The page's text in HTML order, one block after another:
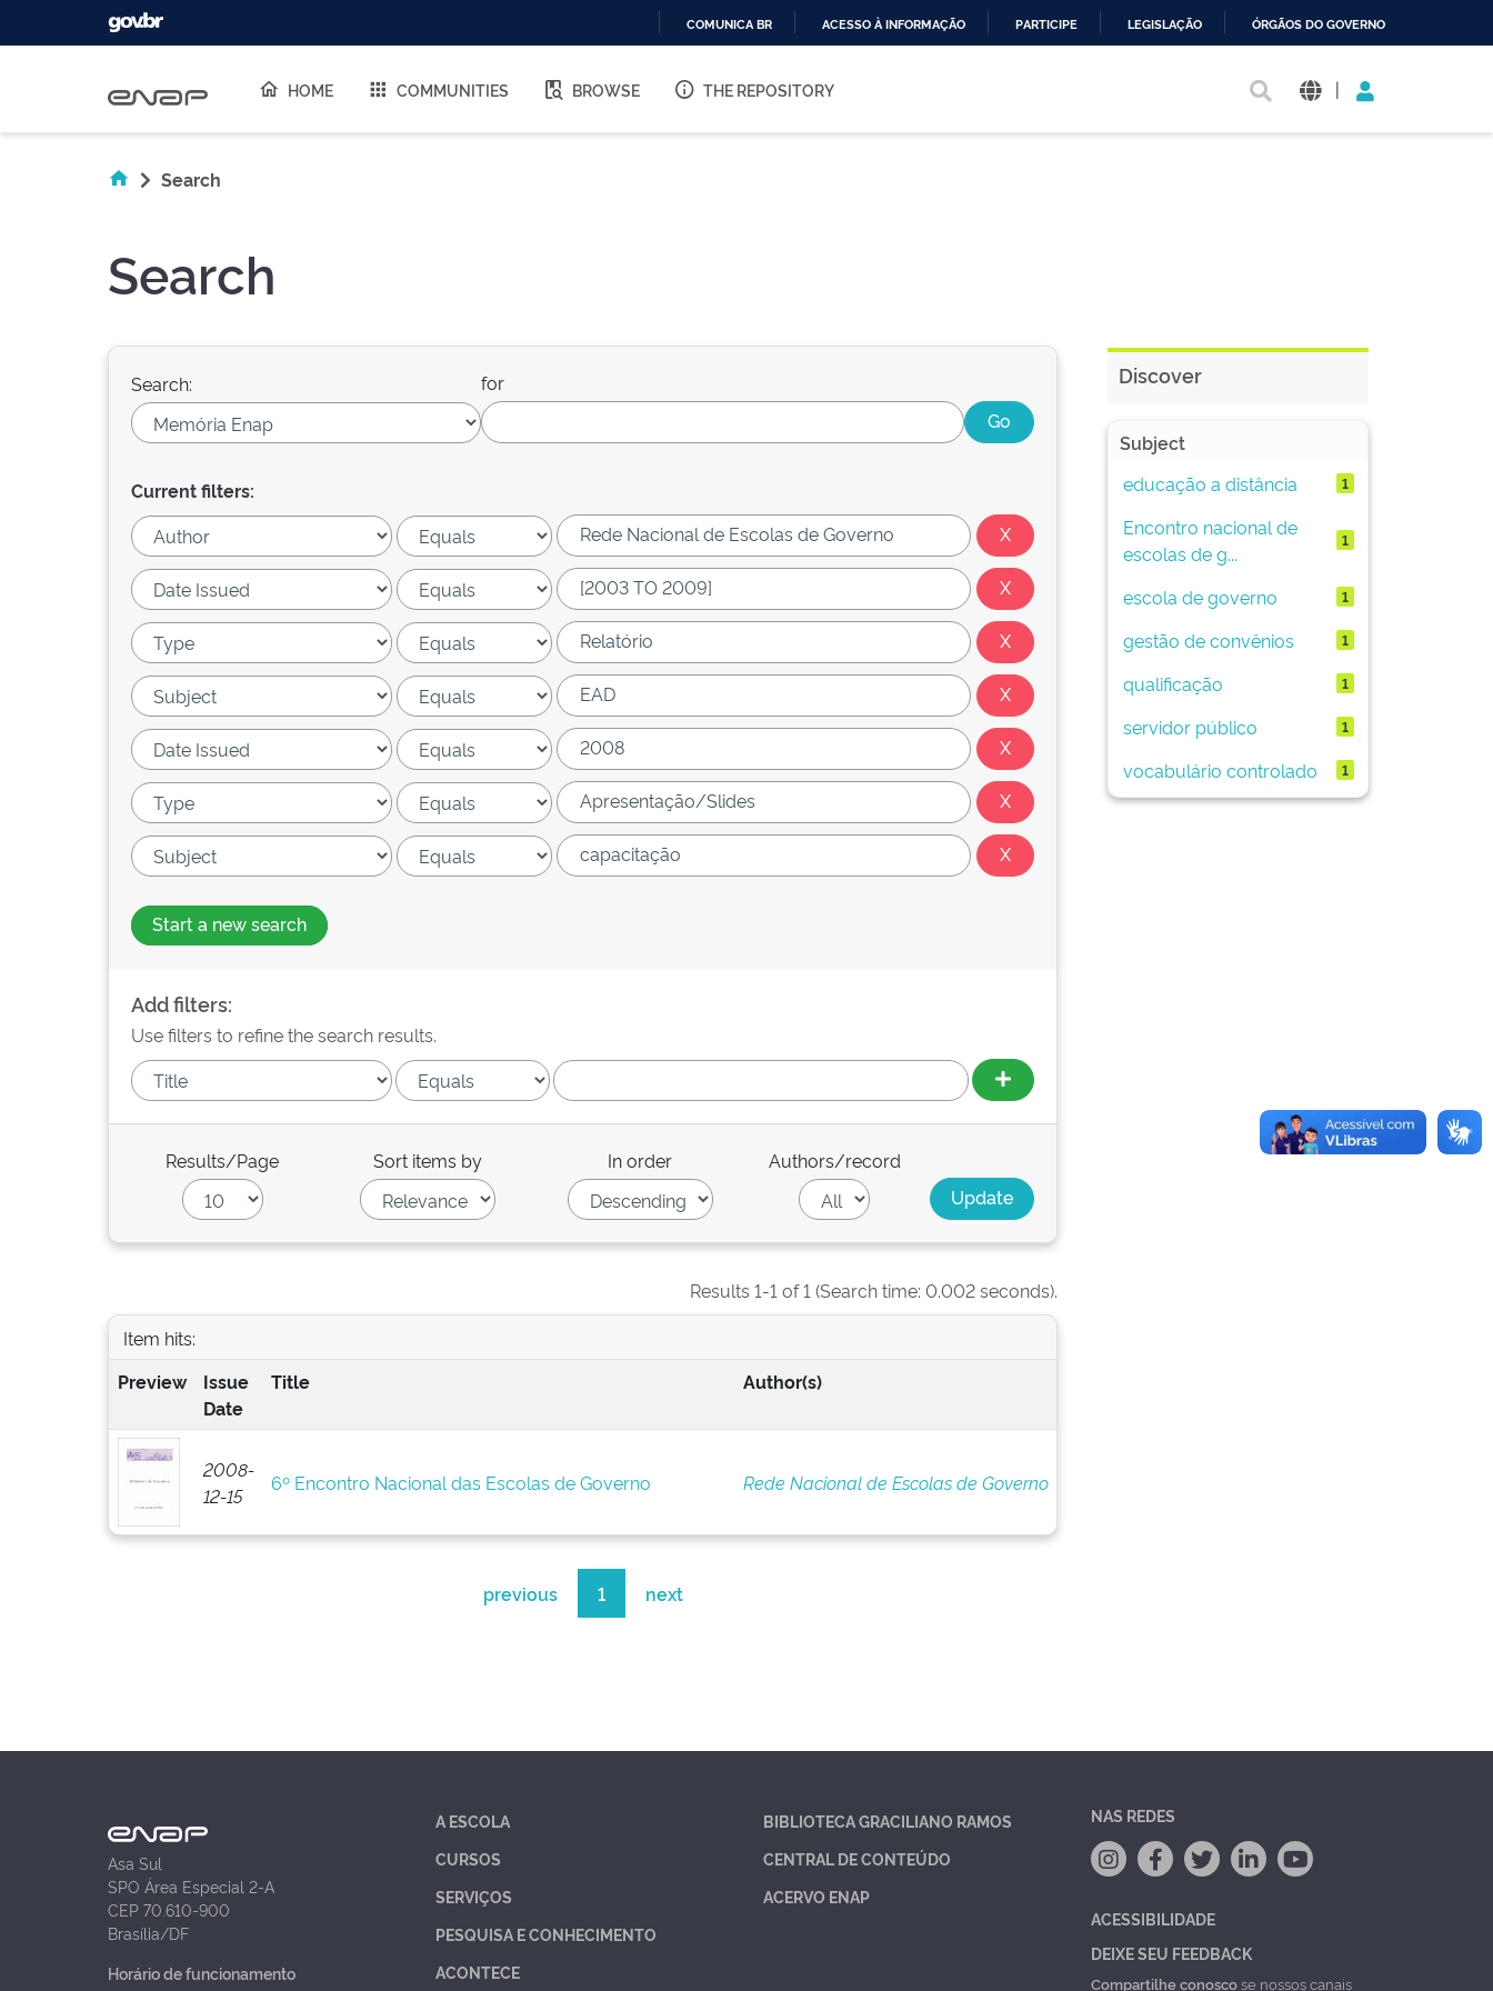
O
COMUNICA BR ACESSO À INFORMAÇÃO PARTICIPE LEGISLAÇÃO ÓRGÃOS DO GOVERNO
HOME COMMUNITIES BROWSE THE REPOSITORY |
Search
Search
Search: for
Current filters:
Start a new search
Add filters:
Use filters to refine the search results.
Results/Page Sort items by In order Authors/record
Results 1-1 of 1 (Search time: 0.002 seconds).
Item hits:
Preview
Issue
Date
Title Author(s)
2008-
12-15
6º Encontro Nacional das Escolas de Governo Rede Nacional de Escolas de Governo
previous 1 next
Discover
Subject
educação a distância
1
Encontro nacional de
escolas de g...
1
escola de governo 1
gestão de convênios 1
qualificação 1
servidor público 1
vocabulário controlado 1
Asa Sul
SPO Área Especial 2-A
CEP 70.610-900
Brasília/DF
Horário de funcionamento
A ESCOLA
CURSOS
SERVIÇOS
PESQUISA E CONHECIMENTO
ACONTECE
BIBLIOTECA GRACILIANO RAMOS
CENTRAL DE CONTEÚDO
ACERVO ENAP
NAS REDES
ACESSIBILIDADE
DEIXE SEU FEEDBACK
Compartilhe conoscose nossos canais